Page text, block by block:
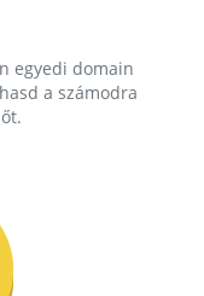
egyedi domain
a számodra